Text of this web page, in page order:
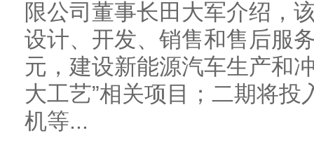
限公司董事长田大军介绍，
设计、开发、销售和售后服
元，建设新能源汽车生产和
大工艺”相关项目；二期将
机等...